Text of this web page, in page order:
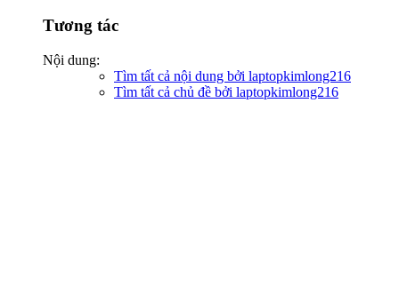
Tương tác
Nội dung:
Tìm tất cả nội dung bởi laptopkimlong216
Tìm tất cả chủ đề bởi laptopkimlong216